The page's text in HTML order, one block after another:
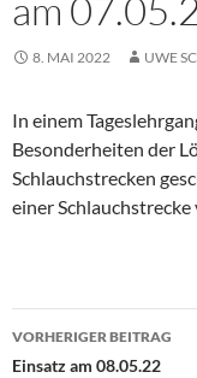
am
8. MAI 2022 UWE
In einem
Besonderheiten der
Schlauchstrecken
einer
VORHERIGER BEITRAG
Einsatz am 08.05.22